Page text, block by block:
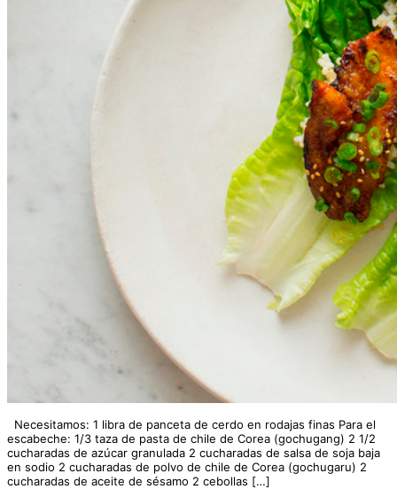
Necesitamos: 1 libra de panceta de cerdo en rodajas finas Para el
escabeche: 1/3 taza de pasta de chile de Corea (gochugang) 2 1/2
cucharadas de azúcar granulada 2 cucharadas de salsa de soja baja
en sodio 2 cucharadas de polvo de chile de Corea (gochugaru) 2
cucharadas de aceite de sésamo 2 cebollas […]